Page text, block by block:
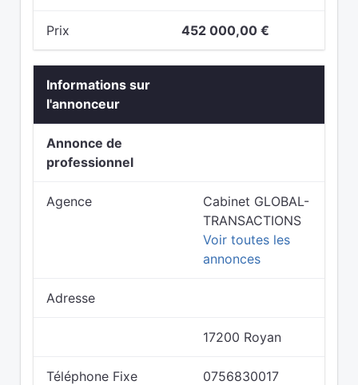
Prix 452 000,00 €
Informations sur
l'annonceur
Annonce de
professionnel
Agence
Cabinet GLOBAL-
TRANSACTIONS
Voir toutes les
annonces
Adresse
17200 Royan
Téléphone Fixe 0756830017